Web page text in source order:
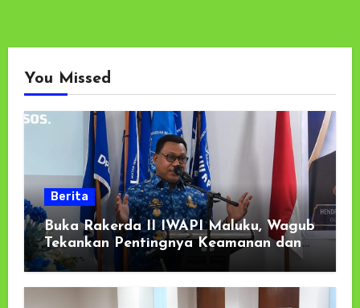
You Missed
Berita
Buka Rakerda II IWAPI Maluku, Wagub
Tekankan Pentingnya Keamanan dan
Akses Perbankan bagi UMKM